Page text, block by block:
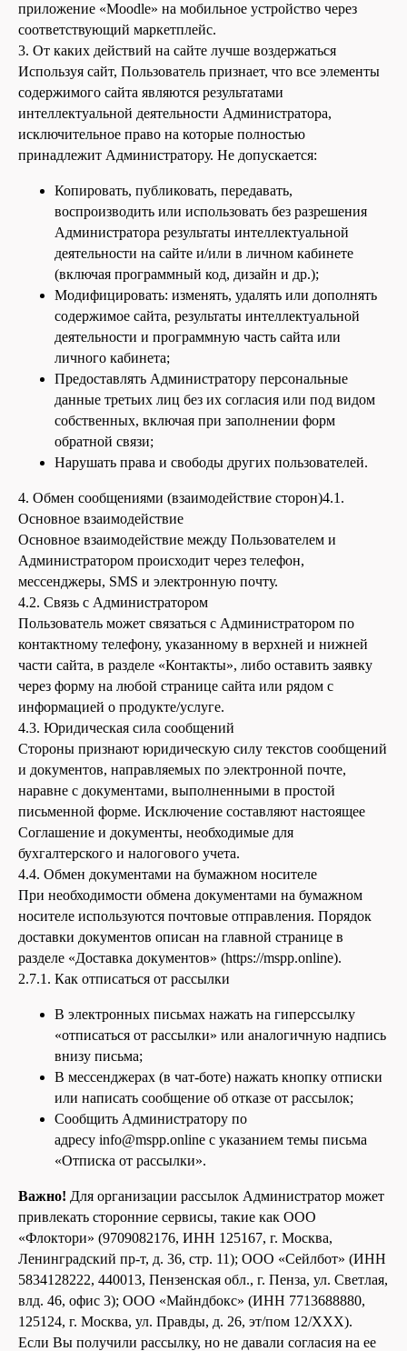
приложение «Moodle» на мобильное устройство через
соответствующий маркетплейс.
3. От каких действий на сайте лучше воздержаться
Используя сайт, Пользователь признает, что все элементы
содержимого сайта являются результатами
интеллектуальной деятельности Администратора,
исключительное право на которые полностью
принадлежит Администратору. Не допускается:
Копировать, публиковать, передавать,
воспроизводить или использовать без разрешения
Администратора результаты интеллектуальной
деятельности на сайте и/или в личном кабинете
(включая программный код, дизайн и др.);
Модифицировать: изменять, удалять или дополнять
содержимое сайта, результаты интеллектуальной
деятельности и программную часть сайта или
личного кабинета;
Предоставлять Администратору персональные
данные третьих лиц без их согласия или под видом
собственных, включая при заполнении форм
обратной связи;
Нарушать права и свободы других пользователей.
4. Обмен сообщениями (взаимодействие сторон)4.1.
Основное взаимодействие
Основное взаимодействие между Пользователем и
Администратором происходит через телефон,
мессенджеры, SMS и электронную почту.
4.2. Связь с Администратором
Пользователь может связаться с Администратором по
контактному телефону, указанному в верхней и нижней
части сайта, в разделе «Контакты», либо оставить заявку
через форму на любой странице сайта или рядом с
информацией о продукте/услуге.
4.3. Юридическая сила сообщений
Стороны признают юридическую силу текстов сообщений
и документов, направляемых по электронной почте,
наравне с документами, выполненными в простой
письменной форме. Исключение составляют настоящее
Соглашение и документы, необходимые для
бухгалтерского и налогового учета.
4.4. Обмен документами на бумажном носителе
При необходимости обмена документами на бумажном
носителе используются почтовые отправления. Порядок
доставки документов описан на главной странице в
разделе «Доставка документов» (https://mspp.online).
2.7.1. Как отписаться от рассылки
В электронных письмах нажать на гиперссылку
«отписаться от рассылки» или аналогичную надпись
внизу письма;
В мессенджерах (в чат-боте) нажать кнопку отписки
или написать сообщение об отказе от рассылок;
Сообщить Администратору по
адресу info@mspp.online с указанием темы письма
«Отписка от рассылки».
Важно! Для организации рассылок Администратор может
привлекать сторонние сервисы, такие как ООО
«Флоктори» (9709082176, ИНН 125167, г. Москва,
Ленинградский пр-т, д. 36, стр. 11); ООО «Сейлбот» (ИНН
5834128222, 440013, Пензенская обл., г. Пенза, ул. Светлая,
влд. 46, офис 3); ООО «Майндбокс» (ИНН 7713688880,
125124, г. Москва, ул. Правды, д. 26, эт/пом 12/XXX).
Если Вы получили рассылку, но не давали согласия на ее